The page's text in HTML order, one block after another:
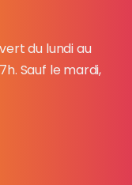
du lundi au
Sauf le mardi,